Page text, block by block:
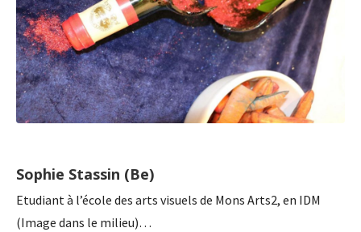
Sophie Stassin (Be)
Etudiant à l’école des arts visuels de Mons Arts2, en IDM
(Image dans le milieu)…